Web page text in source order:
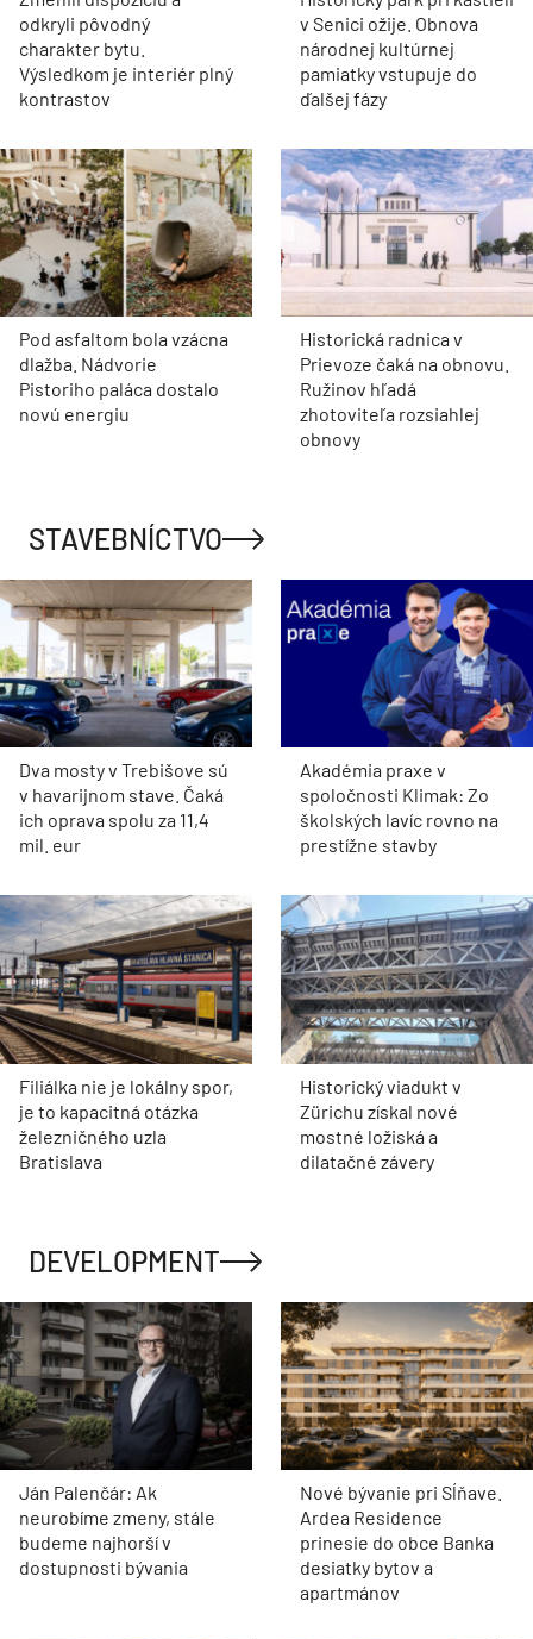
odkryli pôvodný
charakter bytu.
Výsledkom je interiér plný
kontrastov
v Senici ožije. Obnova
národnej kultúrnej
pamiatky vstupuje do
ďalšej fázy
Pod asfaltom bola vzácna
dlažba. Nádvorie
Pistoriho paláca dostalo
novú energiu
Historická radnica v
Prievoze čaká na obnovu.
Ružinov hľadá
zhotoviteľa rozsiahlej
obnovy
STAVEBNÍCTVO
Dva mosty v Trebišove sú
v havarijnom stave. Čaká
ich oprava spolu za 11,4
mil. eur
Akadémia praxe v
spoločnosti Klimak: Zo
školských lavíc rovno na
prestížne stavby
Filiálka nie je lokálny spor,
je to kapacitná otázka
železničného uzla
Bratislava
Historický viadukt v
Zürichu získal nové
mostné ložiská a
dilatačné závery
DEVELOPMENT
Ján Palenčár: Ak
neurobíme zmeny, stále
budeme najhorší v
dostupnosti bývania
Nové bývanie pri Sĺňave.
Ardea Residence
prinesie do obce Banka
desiatky bytov a
apartmánov